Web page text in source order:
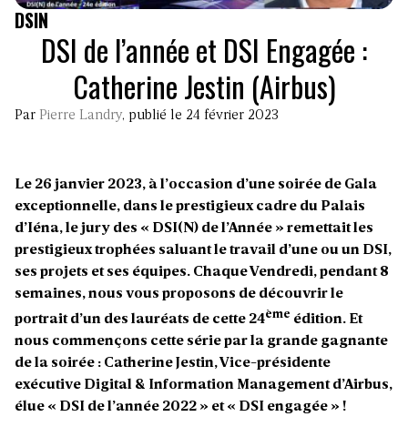
DSIN
DSI de l’année et DSI Engagée :
Catherine Jestin (Airbus)
Par Pierre Landry, publié le 24 février 2023
Le 26 janvier 2023, à l’occasion d’une soirée de Gala
exceptionnelle, dans le prestigieux cadre du Palais
d’Iéna, le jury des « DSI(N) de l’Année » remettait les
prestigieux trophées saluant le travail d’une ou un DSI,
ses projets et ses équipes. Chaque Vendredi, pendant 8
semaines, nous vous proposons de découvrir le
portrait d’un des lauréats de cette 24ème édition. Et
nous commençons cette série par la grande gagnante
de la soirée : Catherine Jestin, Vice-présidente
exécutive Digital & Information Management d’Airbus,
élue « DSI de l’année 2022 » et « DSI engagée » !